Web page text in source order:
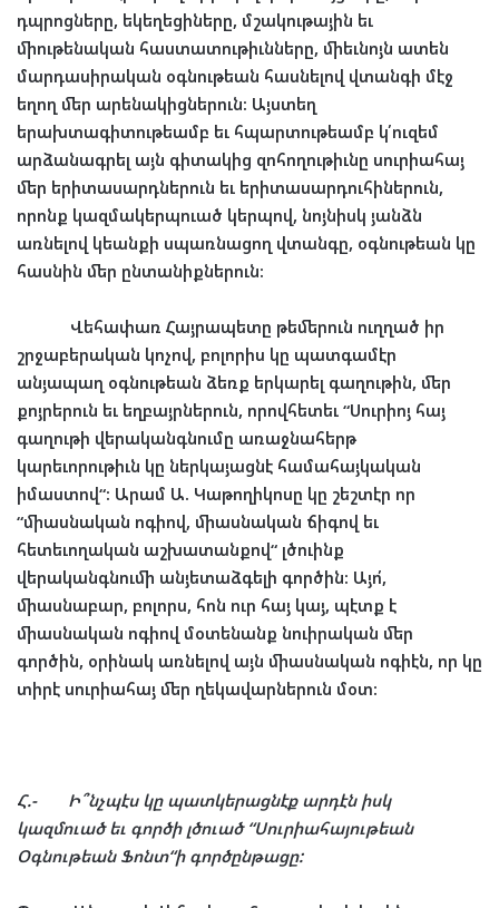
դպրոցները, եկեղեցիները, մշակութային եւ
միութենական հաստատութիւնները, միեւնոյն ատեն
մարդասիրական օգնութեան հասնելով վտանգի մէջ
եղող մեր արենակիցներուն: Այստեղ
երախտագիտութեամբ եւ հպարտութեամբ կ՛ուզեմ
արձանագրել այն գիտակից զոհողութիւնը սուրիահայ
մեր երիտասարդներուն եւ երիտասարդուհիներուն,
որոնք կազմակերպուած կերպով, նոյնիսկ յանձն
առնելով կեանքի սպառնացող վտանգը, օգնութեան կը
հասնին մեր ընտանիքներուն:
Վեհափառ Հայրապետը թեմերուն ուղղած իր
շրջաբերական կոչով, բոլորիս կը պատգամէր
անյապաղ օգնութեան ձեռք երկարել գաղութին, մեր
քոյրերուն եւ եղբայրներուն, որովհետեւ “Սուրիոյ հայ
գաղութի վերականգնումը առաջնահերթ
կարեւորութիւն կը ներկայացնէ համահայկական
իմաստով“: Արամ Ա. Կաթողիկոսը կը շեշտէր որ
“միասնական ոգիով, միասնական ճիգով եւ
հետեւողական աշխատանքով“ լծուինք
վերականգնումի անյետաձգելի գործին: Այո՛,
միասնաբար, բոլորս, հոն ուր հայ կայ, պէտք է
միասնական ոգիով մօտենանք նուիրական մեր
գործին, օրինակ առնելով այն միասնական ոգիէն, որ կը
տիրէ սուրիահայ մեր ղեկավարներուն մօտ:
Հ.- Ի՞նչպէս կը պատկերացնէք արդէն իսկ
կազմուած եւ գործի լծուած“Սուրիահայութեան
Օգնութեան Ֆոնտ“ի գործընթացը: